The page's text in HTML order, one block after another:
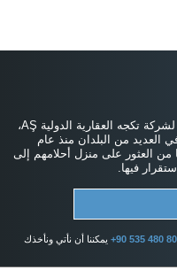
اسطنبول هومز ® هي علامة تجارية مسجلة لشركة تكجه العقارية الدولية AŞ،
من البلدان منذ عام
من العثور على منزل أحلامهم إلى
فيها.
+90 535 480 يمكننا أن نأتي ونأخذك